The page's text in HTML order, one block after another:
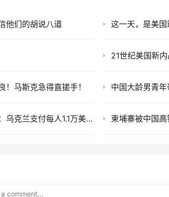
他们的胡说八道 这一天，是美
21世纪美国新
马斯克急得直搓手！ 中国大龄男青
莫斯科恐袭案证词视频公布：乌克兰支付每人1.1万美元，预备2条逃生通道！
comment...